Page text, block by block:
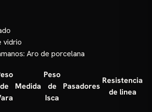
vidrio
Aro de porcelana
de
Medida
Peso
de
Isca
Pasadores
Resistencia
de linea